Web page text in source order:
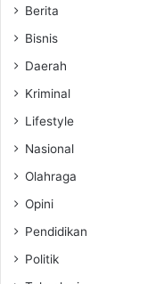
Berita
Bisnis
Daerah
Kriminal
Lifestyle
Nasional
Olahraga
Opini
Pendidikan
Politik